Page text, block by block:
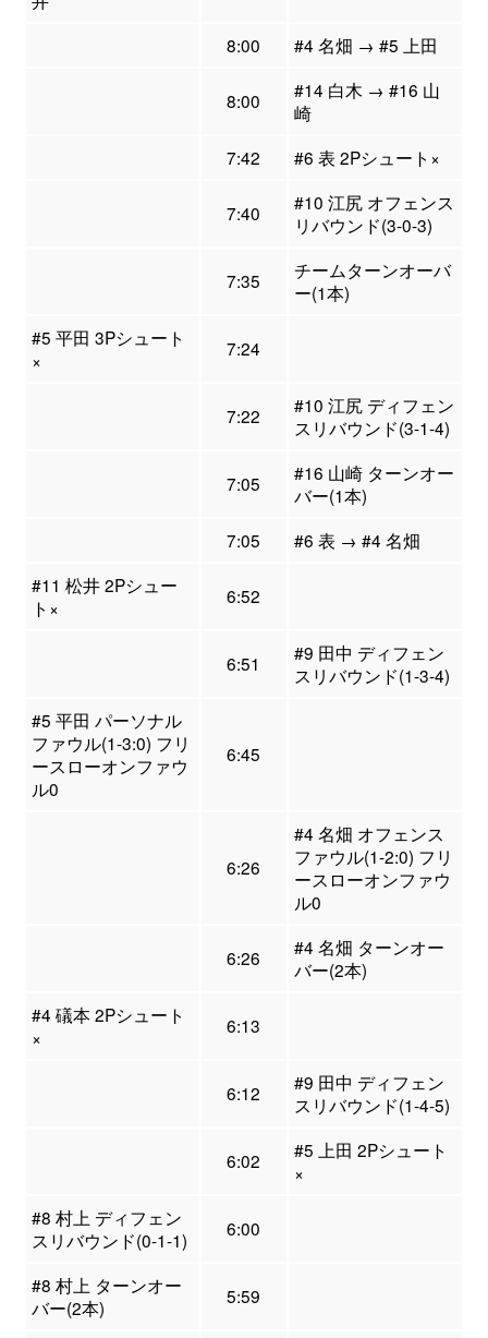
8:00 #4 名畑 → #5 上田
8:00
#14 白木 → #16 山
崎
7:42
#6 表 2Pシュート×
7:40
#10 江尻 オフェンス
リバウンド(3-0-3)
7:35
チームターンオーバ
ー(1本)
#5 平田 3Pシュート
×
7:24
7:22
#10 江尻 ディフェン
スリバウンド(3-1-4)
7:05
#16 山崎 ターンオー
バー(1本)
7:05
#6 表 → #4 名畑
#11 松井 2Pシュー
ト×
6:52
6:51
#9 田中 ディフェン
スリバウンド(1-3-4)
#5 平田 パーソナル
ファウル(1-3:0) フリ
ースローオンファウ
ル0
6:45
6:26
#4 名畑 オフェンス
ファウル(1-2:0) フリ
ースローオンファウ
ル0
6:26
#4 名畑 ターンオー
バー(2本)
#4 礒本 2Pシュート
×
6:13
6:12
#9 田中 ディフェン
スリバウンド(1-4-5)
6:02
#5 上田 2Pシュート
×
#8 村上 ディフェン
スリバウンド(0-1-1)
6:00
#8 村上 ターンオー
バー(2本)
5:59